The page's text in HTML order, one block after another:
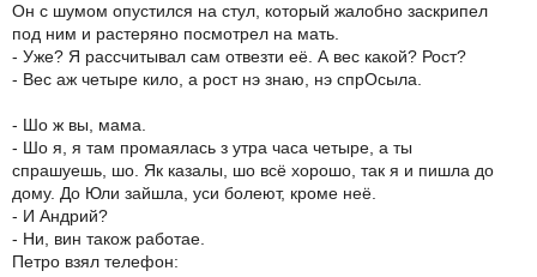
Он с шумом опустился на стул, который жалобно заскрипел
под ним и растеряно посмотрел на мать.
- Уже? Я рассчитывал сам отвезти её. А вес какой? Рост?
- Вес аж четыре кило, а рост нэ знаю, нэ спрОсыла.
- Шо ж вы, мама.
- Шо я, я там промаялась з утра часа четыре, а ты
спрашуешь, шо. Як казалы, шо всё хорошо, так я и пишла до
дому. До Юли зайшла, уси болеют, кроме неё.
- И Андрий?
- Ни, вин також работае.
Петро взял телефон: